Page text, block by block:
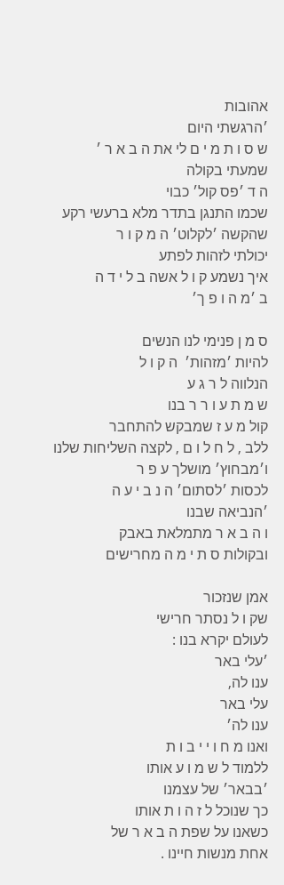
אהובות
׳הרגשתי היום
ש ס ו ת מ י ם לי את ה ב א ר ׳
שמעתי בקולה
ה ד ׳פס קול׳ כבוי
שכמו התנגן בתדר מלא ברעשי רקע
שהקשה ׳לקלוט׳ ה מ ק ו ר
יכולתי לזהות לפתע
איך נשמע ק ו ל אשה ב ל י ד ה
ב ׳מ ה ו פ ך׳
ס מ ן פנימי לנו הנשים
להיות ׳מזהות׳  ה ק ו ל
הנלווה ל ר ג ע
ש מ ת ע ו ר ר בנו
קול מ ע ז שמבקש להתחבר
ללב , ל ח ל ו ם , לקצה השליחות שלנו
ו׳מבחוץ׳ מושלך ע פ ר
לכסות ׳לסתום׳ ה נ ב י ע ה
׳הנביאה שבנו
ו ה ב א ר מתמלאת באבק
ובקולות ס ת י מ ה מחרישים
אמן שנזכור
שק ו ל נסתר חרישי
לעולם יקרא בנו :
׳עלי באר
ענו לה,
עלי באר
ענו לה׳
ואנו מ ח ו י י ב ו ת
ללמוד ל ש מ ו ע אותו
׳בבאר׳ של עצמנו
כך שנוכל ל ז ה ו ת אותו
כשאנו על שפת ה ב א ר של
אחת מנשות חיינו .